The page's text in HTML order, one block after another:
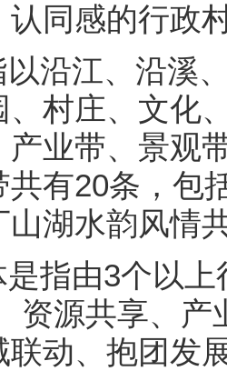
认同感的行政
沿江、沿溪
村庄、文化
产业带、景观
共有20条，
湖水韵风情
指由3个以
资源共享、
联动、抱团发